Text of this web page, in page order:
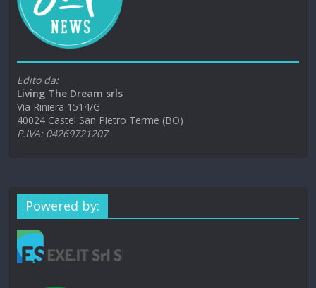
Edito da:
Living The Dream srls
Via Riniera 1514/G
40024 Castel San Pietro Terme (BO)
P.IVA: 04269721207
Powered by: